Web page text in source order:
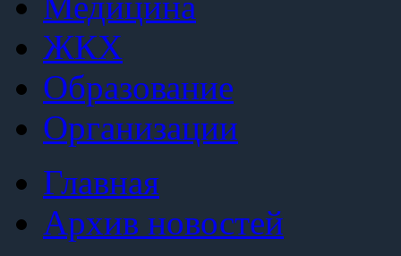
ЖКХ
Образование
Организации
Главная
Архив новостей